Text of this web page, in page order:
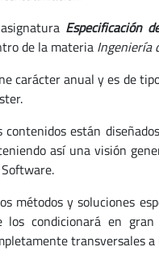
Especificación
de la materia Ingeniería
carácter anual y es de
contenidos están
así una visión
métodos y soluciones
los condicionará en
transversales